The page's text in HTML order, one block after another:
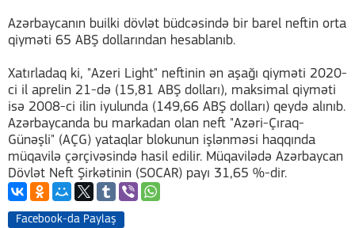
Azərbaycanın builki dövlət büdcəsində bir barel neftin orta
qiyməti 65 ABŞ dollarından hesablanıb.
Xatırladaq ki, "Azeri Light" neftinin ən aşağı qiyməti 2020-
ci il aprelin 21-də (15,81 ABŞ dolları), maksimal qiyməti
isə 2008-ci ilin iyulunda (149,66 ABŞ dolları) qeydə alınıb.
Azərbaycanda bu markadan olan neft "Azəri-Çıraq-
Günəşli" (AÇG) yataqlar blokunun işlənməsi haqqında
müqavilə çərçivəsində hasil edilir. Müqavilədə Azərbaycan
Dövlət Neft Şirkətinin (SOCAR) payı 31,65 %-dir.
Facebook-da Paylaş